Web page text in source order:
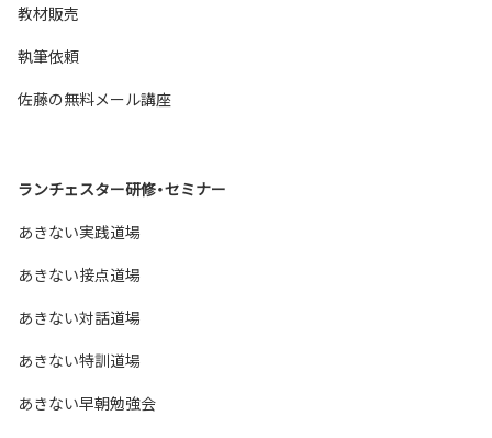
教材販売
執筆依頼
佐藤の無料メール講座
ランチェスター研修・セミナー
あきない実践道場
あきない接点道場
あきない対話道場
あきない特訓道場
あきない早朝勉強会